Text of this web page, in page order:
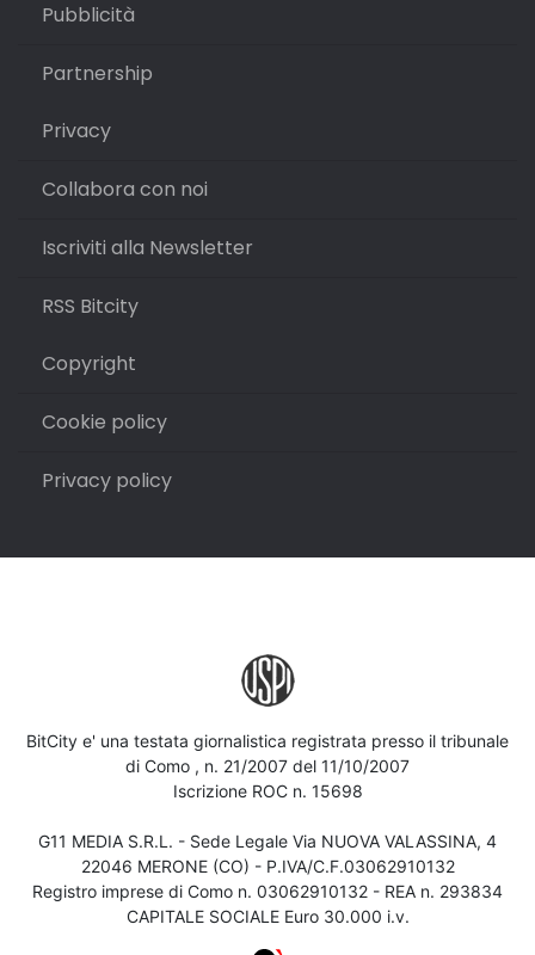
Pubblicità
Partnership
Privacy
Collabora con noi
Iscriviti alla Newsletter
RSS Bitcity
Copyright
Cookie policy
Privacy policy
BitCity e' una testata giornalistica registrata presso il tribunale
di Como , n. 21/2007 del 11/10/2007
Iscrizione ROC n. 15698
G11 MEDIA S.R.L. - Sede Legale Via NUOVA VALASSINA, 4
22046 MERONE (CO) - P.IVA/C.F.03062910132
Registro imprese di Como n. 03062910132 - REA n. 293834
CAPITALE SOCIALE Euro 30.000 i.v.